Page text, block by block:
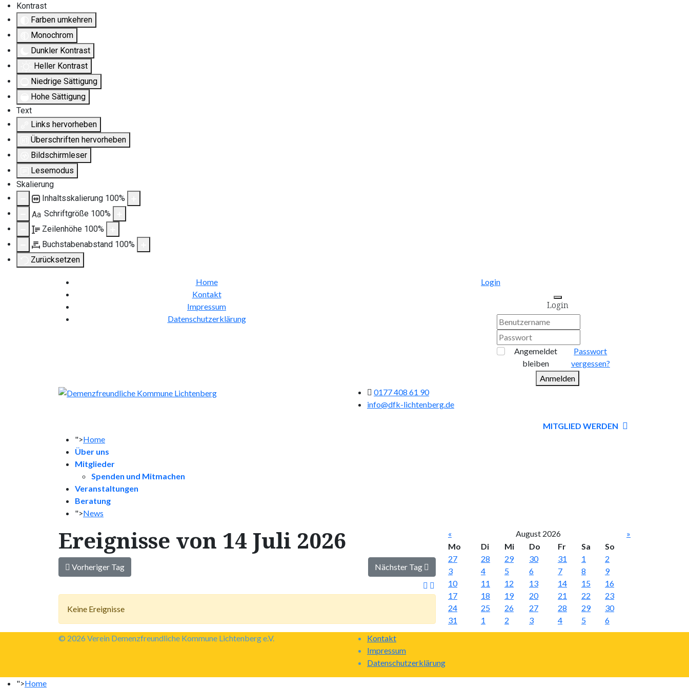
Kontrast
Farben umkehren
Monochrom
Dunkler Kontrast
Heller Kontrast
Niedrige Sättigung
Hohe Sättigung
Text
Links hervorheben
Überschriften hervorheben
Bildschirmleser
Lesemodus
Skalierung
Inhaltsskalierung 100%
Aa Schriftgröße 100%
Zeilenhöhe 100%
Buchstabenabstand 100%
Zurücksetzen
Home
Kontakt
Impressum
Datenschutzerklärung
Login
Login
Angemeldet
bleiben
Passwort
vergessen?
Anmelden
0177 408 61 90
info@dfk-lichtenberg.de
MITGLIED WERDEN
">Home
Über uns
Mitglieder
Spenden und Mitmachen
Veranstaltungen
Beratung
">News
Ereignisse von 14 Juli 2026
Vorheriger Tag Nächster Tag
Keine Ereignisse
« August 2026
»
Mo
Di Mi Do Fr Sa
So
27
28 29 30 31 1
2
3
4 5 6 7 8
9
10
11 12 13 14 15
16
17
18 19 20 21 22
23
24
25 26 27 28 29
30
31
1 2 3 4 5
6
© 2026 Verein Demenzfreundliche Kommune Lichtenberg e.V.
Kontakt
Impressum
Datenschutzerklärung
">Home